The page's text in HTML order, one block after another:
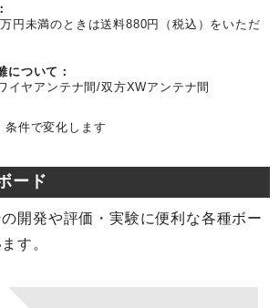
円未満のときは送料880円（税込）をいただ
について：
イヤアンテナ間/双方XWアンテナ間
条件で変化します
ード
開発や評価・実験に便利な各種ボー
す。